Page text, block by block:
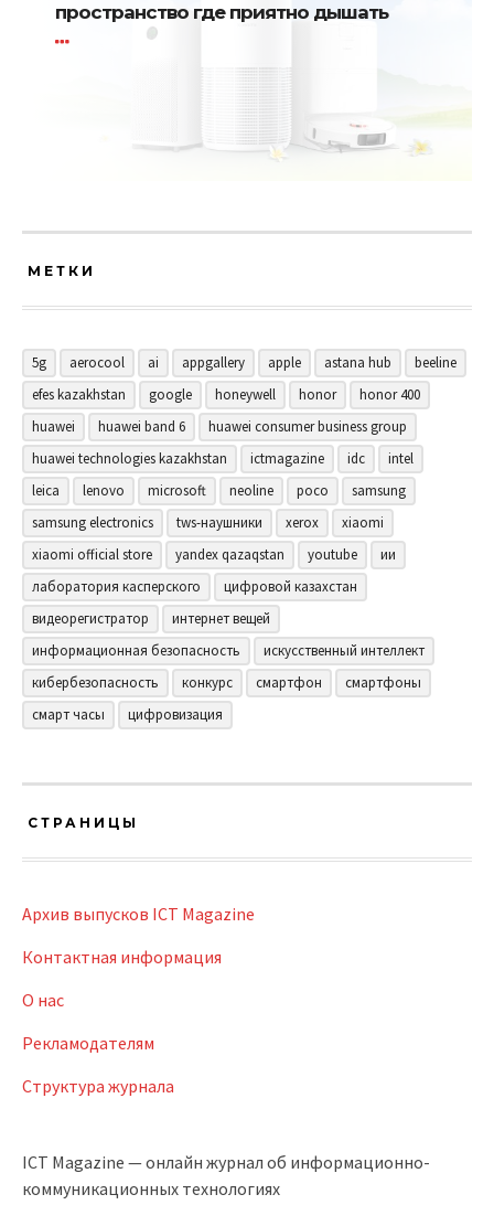
пространство где приятно дышать
МЕТКИ
5g aerocool ai appgallery apple astana hub
beeline
efes kazakhstan
google honeywell honor
honor 400
huawei
huawei band 6
huawei consumer business group
huawei technologies kazakhstan
ictmagazine idc
intel
leica
lenovo microsoft neoline poco
samsung
samsung electronics
tws-наушники xerox
xiaomi
xiaomi official store
yandex qazaqstan youtube
ии
лаборатория касперского
цифровой казахстан
видеорегистратор
интернет вещей
информационная безопасность
искусственный интеллект
кибербезопасность
конкурс смартфон
смартфоны
смарт часы
цифровизация
СТРАНИЦЫ
Архив выпусков ICT Magazine
Контактная информация
О нас
Рекламодателям
Структура журнала
ICT Magazine — онлайн журнал об информационно-
коммуникационных технологиях